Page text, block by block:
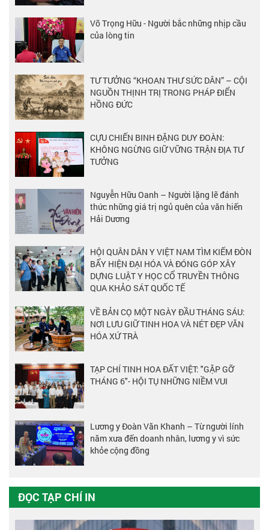
Võ Trọng Hữu - Người bắc những nhịp cầu
của lòng tin
TƯ TƯỞNG “KHOAN THƯ SỨC DÂN” – CỘI
NGUỒN THỊNH TRỊ TRONG PHÁP ĐIỂN
HỒNG ĐỨC
CỰU CHIẾN BINH ĐẶNG DUY ĐOÀN:
KHÔNG NGỪNG GIỮ VỮNG TRẬN ĐỊA TƯ
TƯỞNG
Nguyễn Hữu Oanh – Người lặng lẽ đánh
thức những giá trị ngủ quên của văn hiến
Hải Dương
HỘI QUÂN DÂN Y VIỆT NAM TÌM KIẾM ĐÒN
BẨY HIỆN ĐẠI HÓA VÀ ĐÓNG GÓP XÂY
DỰNG LUẬT Y HỌC CỔ TRUYỀN THÔNG
QUA KHẢO SÁT QUỐC TẾ
VỀ BẢN CỌ MỘT NGÀY ĐẦU THÁNG SÁU:
NƠI LƯU GIỮ TINH HOA VÀ NÉT ĐẸP VĂN
HÓA XỨ TRÀ
TẠP CHÍ TINH HOA ĐẤT VIỆT: "GẶP GỠ
THÁNG 6"- HỘI TỤ NHỮNG NIỀM VUI
Lương y Đoàn Văn Khanh – Từ người lính
năm xưa đến doanh nhân, lương y vì sức
khỏe cộng đồng
ĐỌC TẠP CHÍ IN